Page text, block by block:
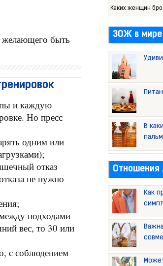
желающего быть
и каждую
Но пресс
одним или
отказ
не нужно
подходами
вес, то 30 или
с соблюдением
Каких женщин
ЗОЖ в мире
В
Как